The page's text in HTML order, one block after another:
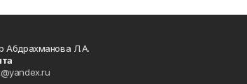
Абдрахманова Л.А.